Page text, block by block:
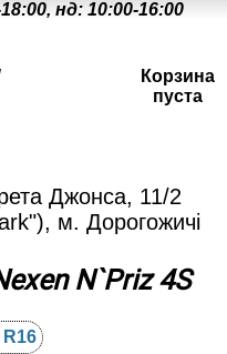
нд: 10:00-16:00
Джонса, 11/2
м. Дорогожичі
Корзина
пуста
N`Priz 4S
R16